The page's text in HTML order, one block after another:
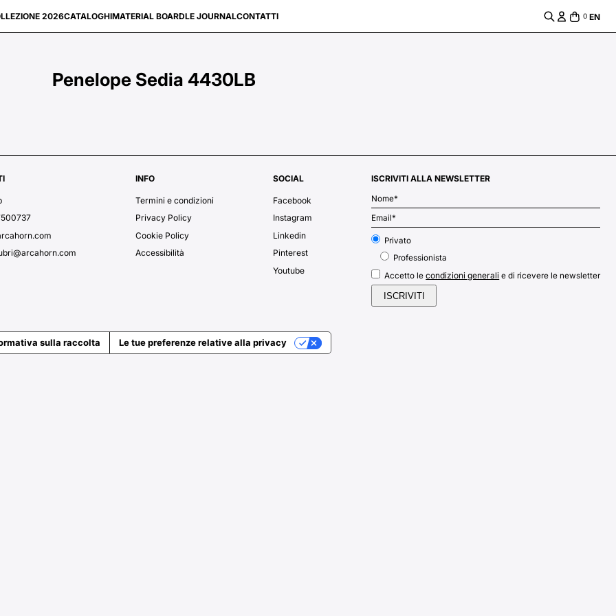
2026CATALOGHIMATERIAL BOARDLE JOURNALCONTATTI 0 EN
Penelope Sedia 4430LB
INFO
Termini e condizioni
Privacy Policy
Cookie Policy
Accessibilità
SOCIAL
Facebook
Instagram
Linkedin
Pinterest
Youtube
ISCRIVITI ALLA NEWSLETTER
Privato
Professionista
Accetto lecondizioni generali e di ricevere le newsletter
sulla raccolta Le tue preferenze relative alla privacy